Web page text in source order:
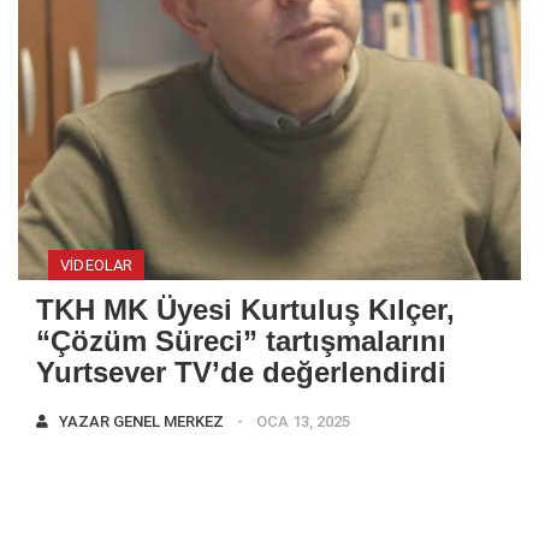
VIDEOLAR
TKH MK Üyesi Kurtuluş Kılçer,
“Çözüm Süreci” tartışmalarını
Yurtsever TV’de değerlendirdi
YAZAR GENEL MERKEZ OCA 13, 2025